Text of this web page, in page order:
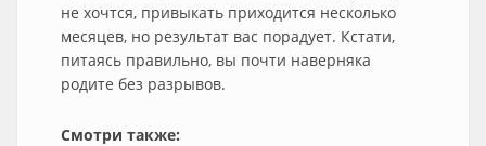
не хочтся, привыкать приходится несколько
месяцев, но результат вас порадует. Кстати,
питаясь правильно, вы почти наверняка
родите без разрывов.
Смотри также: